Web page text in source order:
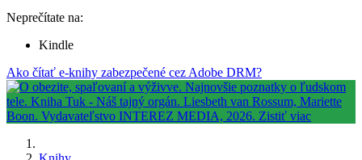
Neprečítate na:
Kindle
Ako čítať e-knihy zabezpečené cez Adobe DRM?